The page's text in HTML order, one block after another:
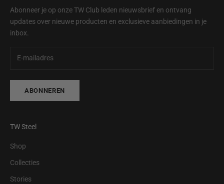
Abonneer je op onze TW Club leden nieuwsbrief en ontvang
updates over nieuwe producten en exclusieve aanbiedingen in je
inbox.
ABONNEREN
TW Steel
Shop
Collecties
Stories